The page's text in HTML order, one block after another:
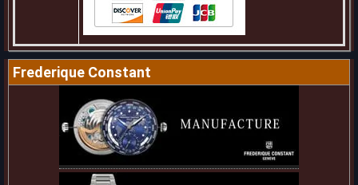
Frederique Constant